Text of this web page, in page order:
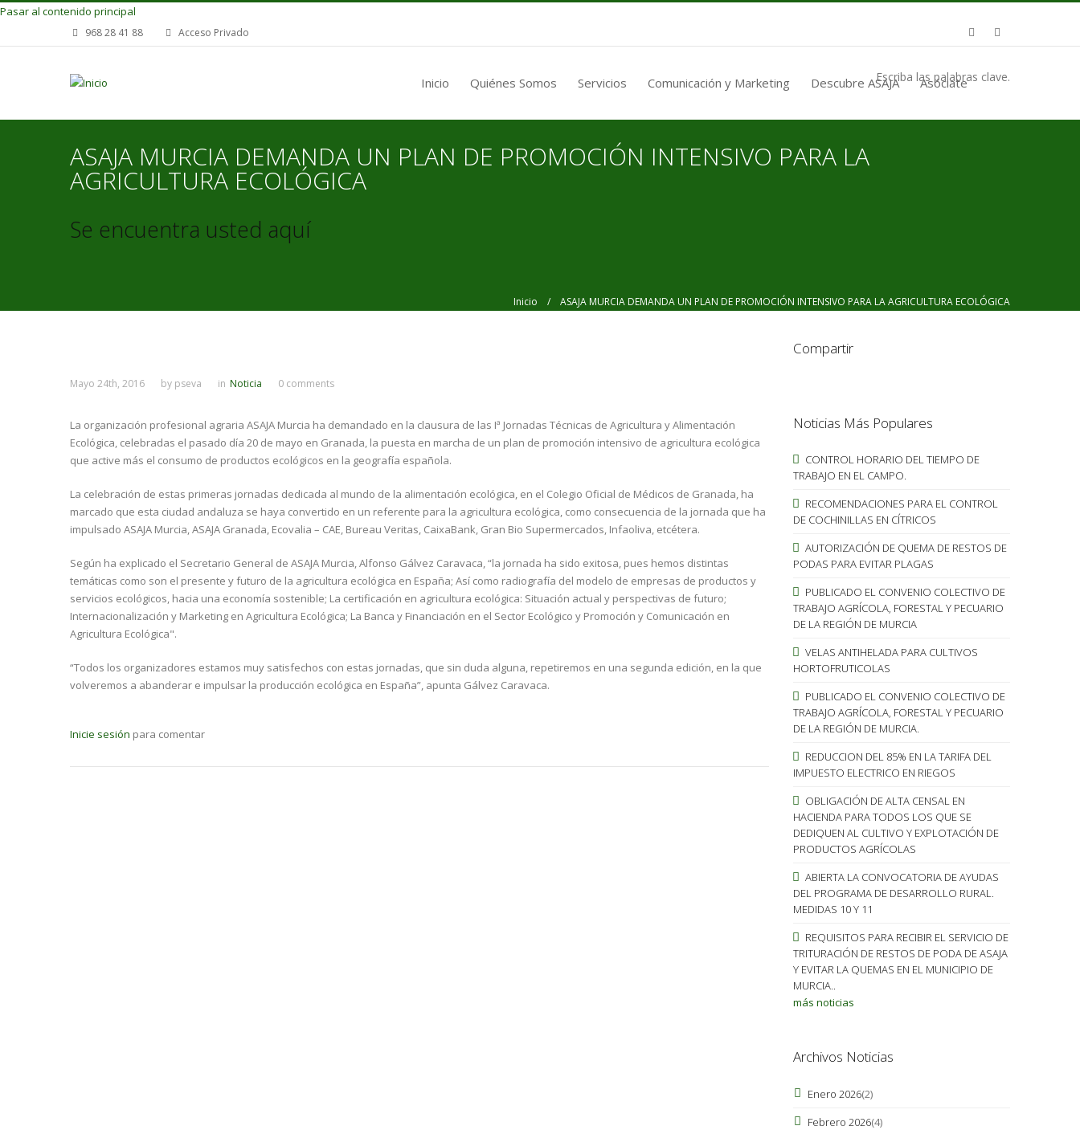
Pasar al contenido principal
968 28 41 88 Acceso Privado
Inicio Quiénes Somos Servicios Comunicación y Marketing Descubre ASAJA Asóciate
Escriba las palabras clave.
ASAJA MURCIA DEMANDA UN PLAN DE PROMOCIÓN INTENSIVO PARA LA
AGRICULTURA ECOLÓGICA
Se encuentra usted aquí
Inicio / ASAJA MURCIA DEMANDA UN PLAN DE PROMOCIÓN INTENSIVO PARA LA AGRICULTURA ECOLÓGICA
Mayo 24th, 2016 by pseva in Noticia 0 comments
La organización profesional agraria ASAJA Murcia ha demandado en la clausura de las Iª Jornadas Técnicas de Agricultura y Alimentación
Ecológica, celebradas el pasado día 20 de mayo en Granada, la puesta en marcha de un plan de promoción intensivo de agricultura ecológica
que active más el consumo de productos ecológicos en la geografía española.
La celebración de estas primeras jornadas dedicada al mundo de la alimentación ecológica, en el Colegio Oficial de Médicos de Granada, ha
marcado que esta ciudad andaluza se haya convertido en un referente para la agricultura ecológica, como consecuencia de la jornada que ha
impulsado ASAJA Murcia, ASAJA Granada, Ecovalia – CAE, Bureau Veritas, CaixaBank, Gran Bio Supermercados, Infaoliva, etcétera.
Según ha explicado el Secretario General de ASAJA Murcia, Alfonso Gálvez Caravaca, “la jornada ha sido exitosa, pues hemos distintas
temáticas como son el presente y futuro de la agricultura ecológica en España; Así como radiografía del modelo de empresas de productos y
servicios ecológicos, hacia una economía sostenible; La certificación en agricultura ecológica: Situación actual y perspectivas de futuro;
Internacionalización y Marketing en Agricultura Ecológica; La Banca y Financiación en el Sector Ecológico y Promoción y Comunicación en
Agricultura Ecológica".
“Todos los organizadores estamos muy satisfechos con estas jornadas, que sin duda alguna, repetiremos en una segunda edición, en la que
volveremos a abanderar e impulsar la producción ecológica en España”, apunta Gálvez Caravaca.
Inicie sesión para comentar
Compartir
Noticias Más Populares
CONTROL HORARIO DEL TIEMPO DE
TRABAJO EN EL CAMPO.
RECOMENDACIONES PARA EL CONTROL
DE COCHINILLAS EN CÍTRICOS
AUTORIZACIÓN DE QUEMA DE RESTOS DE
PODAS PARA EVITAR PLAGAS
PUBLICADO EL CONVENIO COLECTIVO DE
TRABAJO AGRÍCOLA, FORESTAL Y PECUARIO
DE LA REGIÓN DE MURCIA
VELAS ANTIHELADA PARA CULTIVOS
HORTOFRUTICOLAS
PUBLICADO EL CONVENIO COLECTIVO DE
TRABAJO AGRÍCOLA, FORESTAL Y PECUARIO
DE LA REGIÓN DE MURCIA.
REDUCCION DEL 85% EN LA TARIFA DEL
IMPUESTO ELECTRICO EN RIEGOS
OBLIGACIÓN DE ALTA CENSAL EN
HACIENDA PARA TODOS LOS QUE SE
DEDIQUEN AL CULTIVO Y EXPLOTACIÓN DE
PRODUCTOS AGRÍCOLAS
ABIERTA LA CONVOCATORIA DE AYUDAS
DEL PROGRAMA DE DESARROLLO RURAL.
MEDIDAS 10 Y 11
REQUISITOS PARA RECIBIR EL SERVICIO DE
TRITURACIÓN DE RESTOS DE PODA DE ASAJA
Y EVITAR LA QUEMAS EN EL MUNICIPIO DE
MURCIA..
más noticias
Archivos Noticias
Enero 2026(2)
Febrero 2026(4)